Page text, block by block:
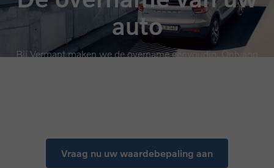
auto
Bij Vermant maken we de overname eenvoudig. Ontvang
Vraag nu uw waardebepaling aan